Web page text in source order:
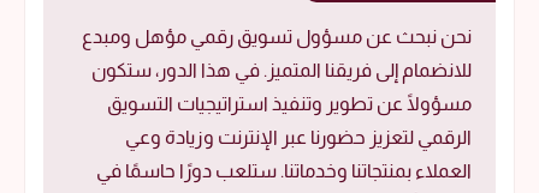
نحن نبحث عن مسؤول تسويق رقمي مؤهل ومبدع
للانضمام إلى فريقنا المتميز. في هذا الدور، ستكون
مسؤولًا عن تطوير وتنفيذ استراتيجيات التسويق
الرقمي لتعزيز حضورنا عبر الإنترنت وزيادة وعي
العملاء بمنتجاتنا وخدماتنا. ستلعب دورًا حاسمًا في